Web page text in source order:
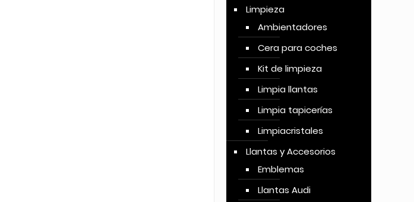
Limpieza
Ambientadores
Cera para coches
Kit de limpieza
Limpia llantas
Limpia tapicerías
Limpiacristales
Llantas y Accesorios
Emblemas
Llantas Audi